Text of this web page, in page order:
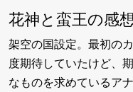
花神と蛮王の感想
架空の国設定。最初の
度期待していたけど、
なものを求めているア